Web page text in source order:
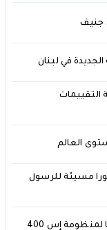
جنيف
في لبنان
مسيئة للرسول
لمنظومة إس 400